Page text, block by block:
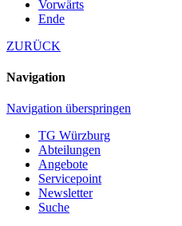
Vorwärts
Ende
ZURÜCK
Navigation
Navigation überspringen
TG Würzburg
Abteilungen
Angebote
Servicepoint
Newsletter
Suche